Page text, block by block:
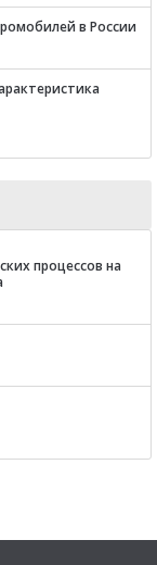
в России
процессов на